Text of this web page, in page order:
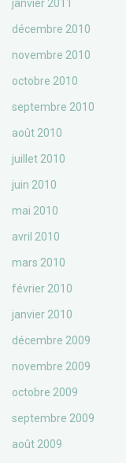
janvier 2011
décembre 2010
novembre 2010
octobre 2010
septembre 2010
août 2010
juillet 2010
juin 2010
mai 2010
avril 2010
mars 2010
février 2010
janvier 2010
décembre 2009
novembre 2009
octobre 2009
septembre 2009
août 2009